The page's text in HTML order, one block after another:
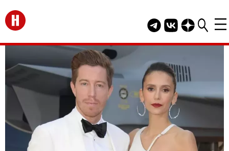
Перейти на главную
Telegram канал
Группа HELLO
Канал